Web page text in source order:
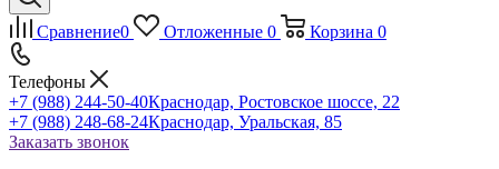
Сравнение0 Отложенные 0 Корзина 0
Телефоны
+7 (988) 244-50-40Краснодар, Ростовское шоссе, 22
+7 (988) 248-68-24Краснодар, Уральская, 85
Заказать звонок